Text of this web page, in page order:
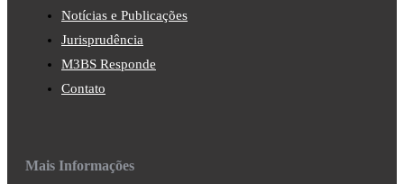
Notícias e Publicações
Jurisprudência
M3BS Responde
Contato
Mais Informações